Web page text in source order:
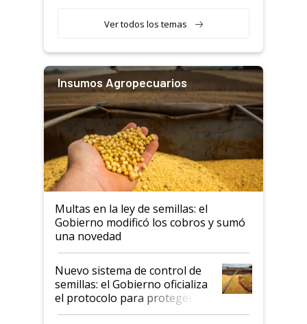
Ver todos los temas
Insumos Agropecuarios
Multas en la ley de semillas: el
Gobierno modificó los cobros y sumó
una novedad
Nuevo sistema de control de
semillas: el Gobierno oficializa
el protocolo para proteger la
propiedad intelectual